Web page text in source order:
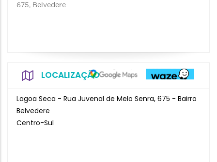
675, Belvedere
LOCALIZAÇÃO
Lagoa Seca - Rua Juvenal de Melo Senra, 675 - Bairro
Belvedere
Centro-Sul